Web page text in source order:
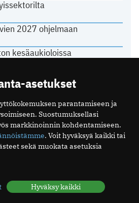
2027 ohjelmaan
kesäaukioloissa
on myöntänyt arkkiatrin
asetukset
parantamiseen ja
Suostumuksellasi
markkinoinnin kohdentamiseen.
. Voit hyväksyä kaikki tai
sekä muokata asetuksia
Hyväksy kaikki